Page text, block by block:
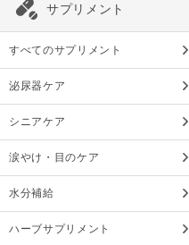
サプリメント
すべてのサプリメント
泌尿器ケア
シニアケア
涙やけ・目のケア
水分補給
ハーブサプリメント